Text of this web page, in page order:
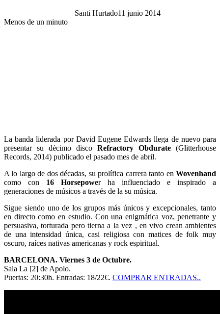
Santi Hurtado11 junio 2014
Menos de un minuto
La banda liderada por David Eugene Edwards llega de nuevo para
presentar su décimo disco Refractory Obdurate (Glitterhouse
Records, 2014) publicado el pasado mes de abril.
A lo largo de dos décadas, su prolífica carrera tanto en Wovenhand
como con 16 Horsepower ha influenciado e inspirado a
generaciones de músicos a través de la su música.
Sigue siendo uno de los grupos más únicos y excepcionales, tanto
en directo como en estudio. Con una enigmática voz, penetrante y
persuasiva, torturada pero tierna a la vez , en vivo crean ambientes
de una intensidad única, casi religiosa con matices de folk muy
oscuro, raíces nativas americanas y rock espiritual.
BARCELONA. Viernes 3 de Octubre.
Sala La [2] de Apolo.
Puertas: 20:30h. Entradas: 18/22€. COMPRAR ENTRADAS..